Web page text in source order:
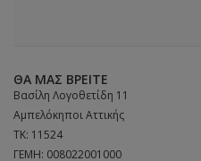
ΘΑ ΜΑΣ ΒΡΕΊΤΕ
Βασίλη Λογοθετίδη 11
Αμπελόκηποι Αττικής
ΤΚ: 11524
ΓΕΜΗ: 008022001000